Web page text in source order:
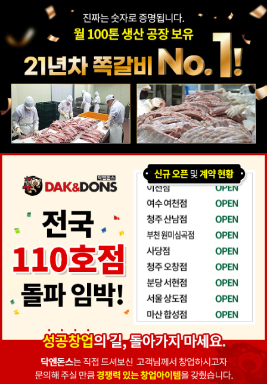
본사
스토리
아이템
소개
창업은
이렇게
점주
인터뷰
새소식 매장안내